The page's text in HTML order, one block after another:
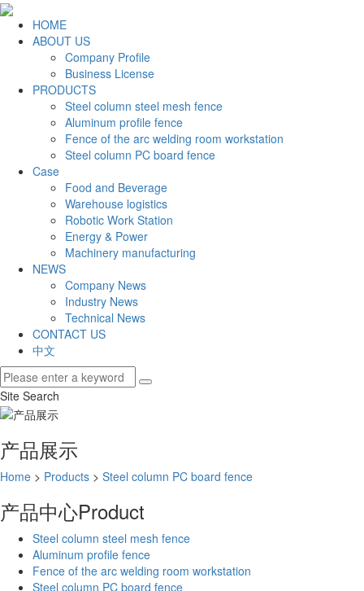
HOME
ABOUT US
Company Profile
Business License
PRODUCTS
Steel column steel mesh fence
Aluminum profile fence
Fence of the arc welding room workstation
Steel column PC board fence
Case
Food and Beverage
Warehouse logistics
Robotic Work Station
Energy & Power
Machinery manufacturing
NEWS
Company News
Industry News
Technical News
CONTACT US
中文
Site Search
产品展示
Home > Products > Steel column PC board fence
产品中心Product
Steel column steel mesh fence
Aluminum profile fence
Fence of the arc welding room workstation
Steel column PC board fence